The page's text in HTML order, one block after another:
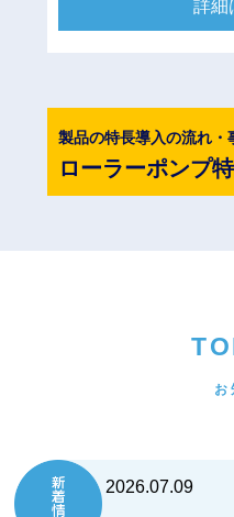
詳細
製品の特長導入の流れ・
ローラーポンプ
お
2026.07.09